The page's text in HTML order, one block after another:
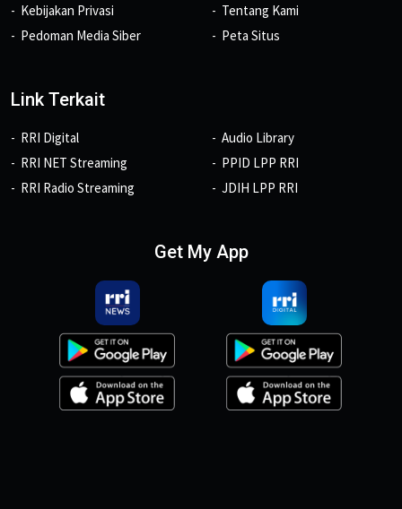
Kebijakan Privasi
Pedoman Media Siber
Tentang Kami
Peta Situs
Link Terkait
RRI Digital
RRI NET Streaming
RRI Radio Streaming
Audio Library
PPID LPP RRI
JDIH LPP RRI
Get My App